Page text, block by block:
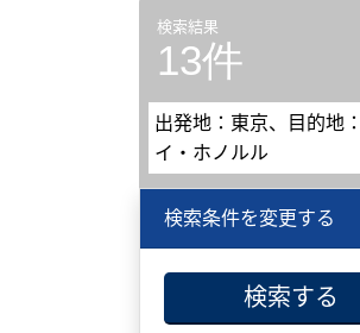
検索結果
13件
出発地：東京、目的地
イ・ホノルル
検索条件を変更する
検索する